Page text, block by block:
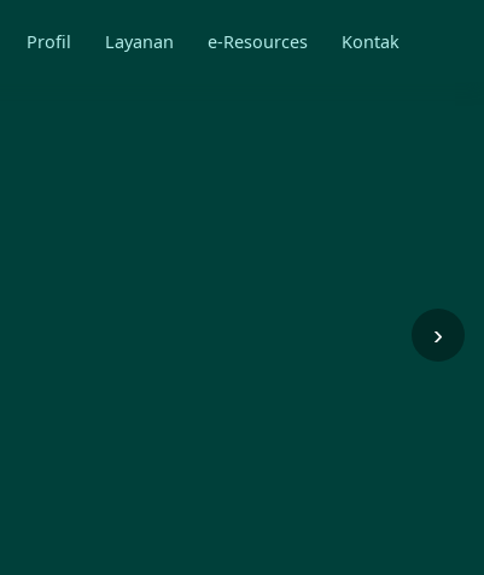
Profil Layanan e-Resources Kontak
›